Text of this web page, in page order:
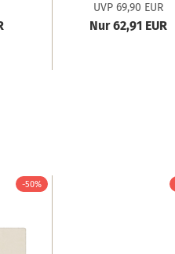
UVP 69,90 EUR
Nur 62,91 EUR
-50%